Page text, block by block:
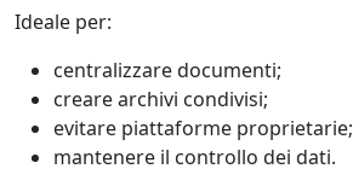
Ideale per:
centralizzare documenti;
creare archivi condivisi;
evitare piattaforme proprietarie;
mantenere il controllo dei dati.